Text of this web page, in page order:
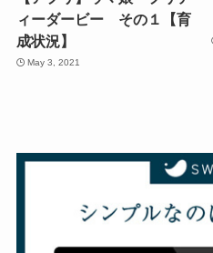
ィーダービー その１【育
成状況】
May 3, 2021